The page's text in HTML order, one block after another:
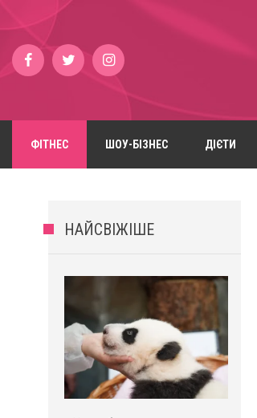
ФІТНЕС ШОУ-БІЗНЕС ДІЄТИ
НАЙСВІЖІШЕ